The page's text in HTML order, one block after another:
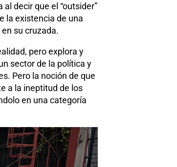
decir que el “outsider”
la existencia de una
su cruzada.
pero explora y
sector de la política y
Pero la noción de que
a la ineptitud de los
en una categoría